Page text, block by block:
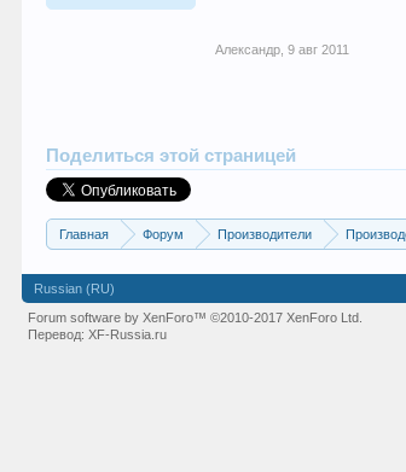
Александр 9 авг 2011
Поделиться этой страницей
Главная Форум Производители
Russian (RU)
Forum software by XenForo™©2010-2017 XenForo Ltd.
Перевод:XF-Russia.ru